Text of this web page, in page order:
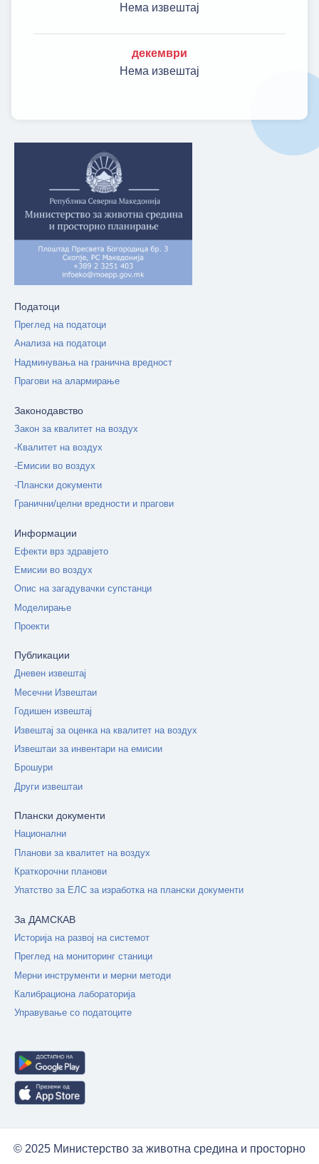
Нема извештај
декември
Нема извештај
Податоци
Преглед на податоци
Анализа на податоци
Надминувања на гранична вредност
Прагови на алармирање
Законодавство
Закон за квалитет на воздух
-Квалитет на воздух
-Емисии во воздух
-Плански документи
Гранични/целни вредности и прагови
Информации
Ефекти врз здравјето
Емисии во воздух
Опис на загадувачки супстанци
Моделирање
Проекти
Публикации
Дневен извештај
Месечни Извештаи
Годишен извештај
Извештај за оценка на квалитет на воздух
Извештаи за инвентари на емисии
Брошури
Други извештаи
Плански документи
Национални
Планови за квалитет на воздух
Краткорочни планови
Упатство за ЕЛС за изработка на плански документи
За ДАМСКАВ
Историја на развој на системот
Преглед на мониторинг станици
Мерни инструменти и мерни методи
Калибрациона лабораторија
Управување со податоците
© 2025 Министерство за животна средина и просторно